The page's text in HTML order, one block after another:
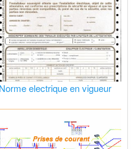
Norme electrique en vigueur